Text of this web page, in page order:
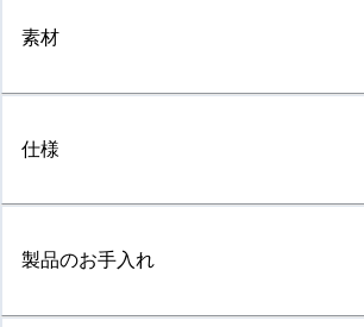
素材
仕様
製品のお手入れ